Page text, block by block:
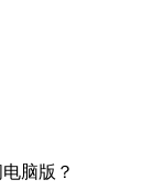
脑版？